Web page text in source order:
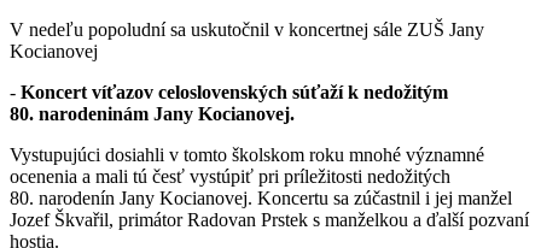
V nedeľu popoludní sa uskutočnil v koncertnej sále ZUŠ Jany
Kocianovej
- Koncert víťazov celoslovenských súťaží k nedožitým
80. narodeninám Jany Kocianovej.
Vystupujúci dosiahli v tomto školskom roku mnohé významné
ocenenia a mali tú česť vystúpiť pri príležitosti nedožitých
80. narodenín Jany Kocianovej. Koncertu sa zúčastnil i jej manžel
Jozef Škvařil, primátor Radovan Prstek s manželkou a ďalší pozvaní
hostia.